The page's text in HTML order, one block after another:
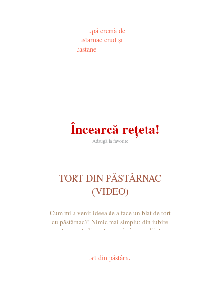
Încearcă rețeta!
Adaugă la favorite
TORT DIN PĂSTÂRNAC
(VIDEO)
Cum mi-a venit ideea de a face un blat de tort
cu păstârnac?! Nimic mai simplu: din iubire
pentru acest aliment care rămâne neglijat pe